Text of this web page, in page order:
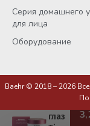
Серия домашнего
для лица
Оборудование
Baehr © 2018 – 2026
для
глаз